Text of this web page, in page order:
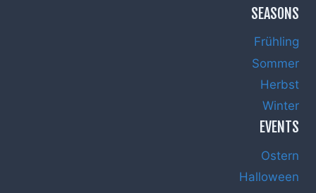
SEASONS
Frühling
Sommer
Herbst
Winter
EVENTS
Ostern
Halloween